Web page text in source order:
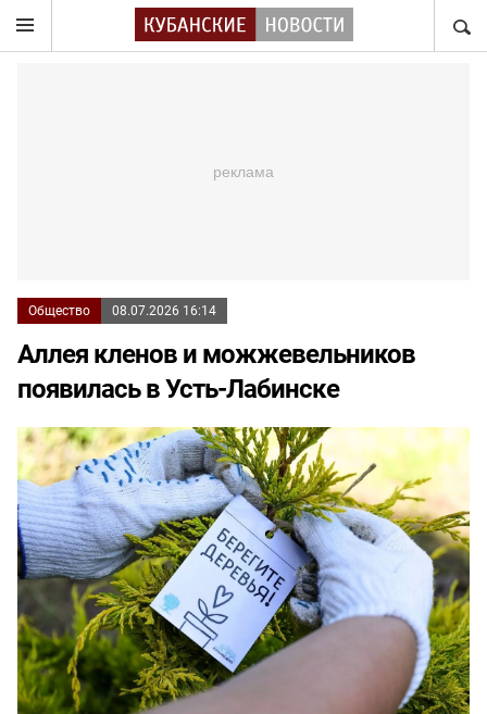
Общество 08.07.2026 16:14
Аллея кленов и можжевельников
появилась в Усть-Лабинске